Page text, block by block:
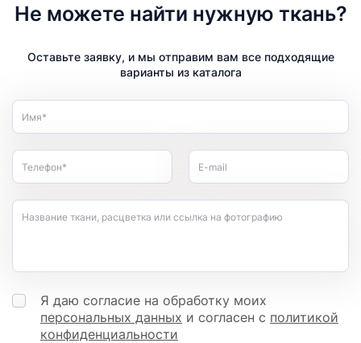
Не можете найти нужную ткань?
Оставьте заявку, и мы отправим вам все подходящие
варианты из каталога
Имя*
Телефон* E-mail
Название ткани, расцветка или ссылка на фотографию
Я даю согласие на обработку моих
персональных данных и согласен с политикой
конфиденциальности